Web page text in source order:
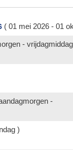
( 01 mei 2026 - 01
-
-
)